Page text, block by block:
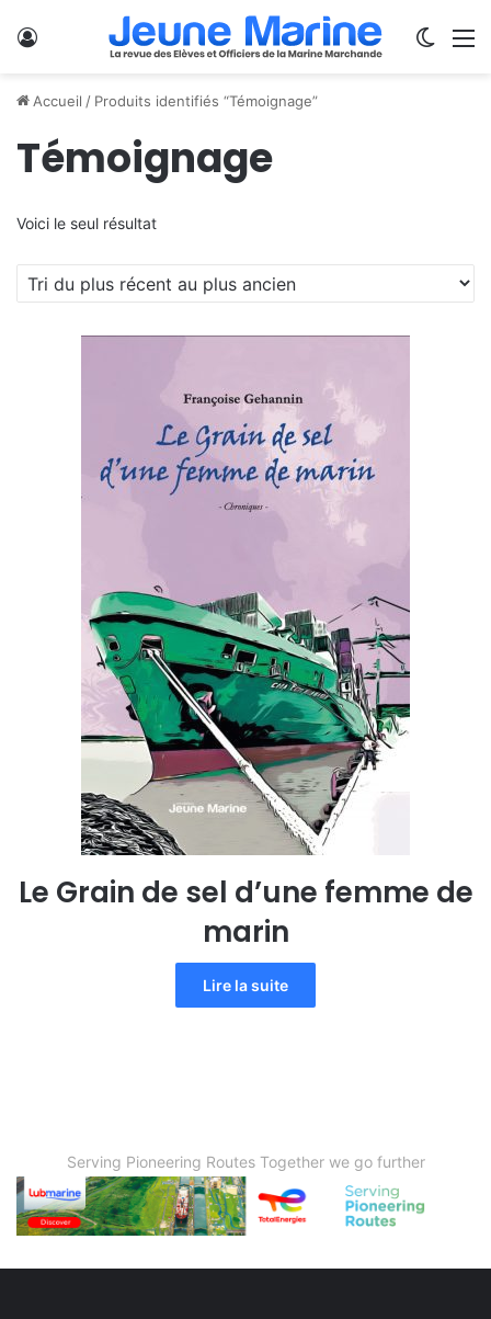
Se connecter
Accueil / Produits identifiés “Témoignage”
Témoignage
Voici le seul résultat
Le Grain de sel d’une femme de
marin
Lire la suite
Serving Pioneering Routes Together we go further